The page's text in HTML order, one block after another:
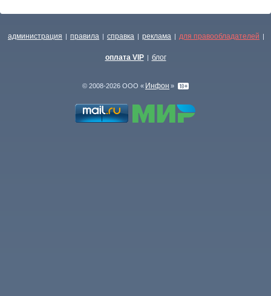
администрация | правила | справка | реклама | для правообладателей |
оплата VIP | блог
© 2008-2026 ООО « Инфон »